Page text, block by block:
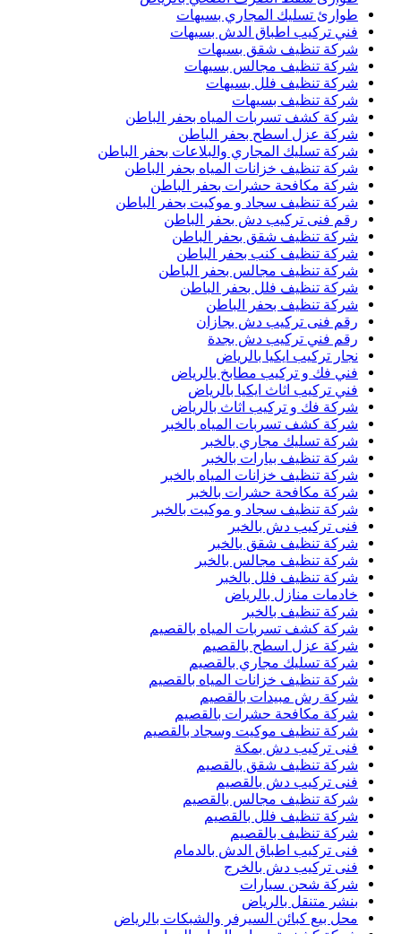
طوارئ تسليك المجاري بسيهات
فني تركيب اطباق الدش بسيهات
شركة تنظيف شقق بسيهات
شركة تنظيف مجالس بسيهات
شركة تنظيف فلل بسيهات
شركة تنظيف بسيهات
شركة كشف تسربات المياه بحفر الباطن
شركة عزل اسطح بحفر الباطن
شركة تسليك المجاري والبلاعات بحفر الباطن
شركة تنظيف خزانات المياه بحفر الباطن
شركة مكافحة حشرات بحفر الباطن
شركة تنظيف سجاد و موكيت بحفر الباطن
رقم فنى تركيب دش بحفر الباطن
شركة تنظيف شقق بحفر الباطن
شركة تنظيف كنب بحفر الباطن
شركة تنظيف مجالس بحفر الباطن
شركة تنظيف فلل بحفر الباطن
شركة تنظيف بحفر الباطن
رقم فنى تركيب دش بجازان
رقم فني تركيب دش بجدة
نجار تركيب ايكيا بالرياض
فني فك و تركيب مطابخ بالرياض
فني تركيب اثاث ايكيا بالرياض
شركة فك و تركيب اثاث بالرياض
شركة كشف تسربات المياه بالخبر
شركة تسليك مجاري بالخبر
شركة تنظيف بيارات بالخبر
شركة تنظيف خزانات المياه بالخبر
شركة مكافحة حشرات بالخبر
شركة تنظيف سجاد و موكيت بالخبر
فنى تركيب دش بالخبر
شركة تنظيف شقق بالخبر
شركة تنظيف مجالس بالخبر
شركة تنظيف فلل بالخبر
خادمات منازل بالرياض
شركة تنظيف بالخبر
شركة كشف تسربات المياه بالقصيم
شركة عزل اسطح بالقصيم
شركة تسليك مجاري بالقصيم
شركة تنظيف خزانات المياه بالقصيم
شركة رش مبيدات بالقصيم
شركة مكافحة حشرات بالقصيم
شركة تنظيف موكيت وسجاد بالقصيم
فنى تركيب دش بمكة
شركة تنظيف شقق بالقصيم
فنى تركيب دش بالقصيم
شركة تنظيف مجالس بالقصيم
شركة تنظيف فلل بالقصيم
شركة تنظيف بالقصيم
فنى تركيب اطباق الدش بالدمام
فنى تركيب دش بالخرج
شركة شحن سيارات
بنشر متنقل بالرياض
محل بيع كبائن السيرفر والشبكات بالرياض